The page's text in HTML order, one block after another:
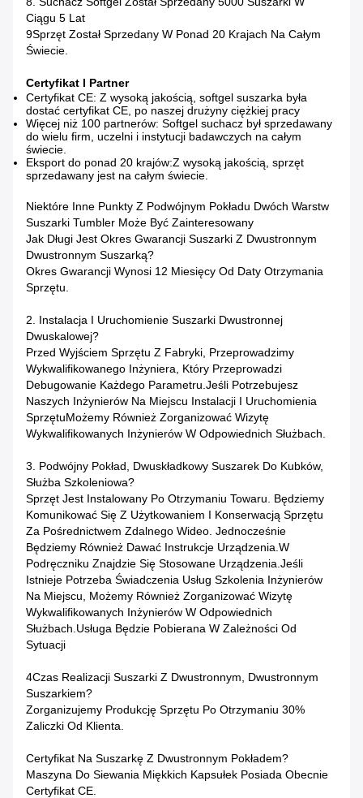
Ciągu 5 Lat
9Sprzęt Został Sprzedany W Ponad 20 Krajach Na Całym
Świecie.
Certyfikat I Partner
Certyfikat CE: Z wysoką jakością, softgel suszarka była
dostać certyfikat CE, po naszej drużyny ciężkiej pracy
Więcej niż 100 partnerów: Softgel suchacz był sprzedawany
do wielu firm, uczelni i instytucji badawczych na całym
świecie.
Eksport do ponad 20 krajów:Z wysoką jakością, sprzęt
sprzedawany jest na całym świecie.
Niektóre Inne Punkty Z Podwójnym Pokładu Dwóch Warstw
Suszarki Tumbler Może Być Zainteresowany
Jak Długi Jest Okres Gwarancji Suszarki Z Dwustronnym
Dwustronnym Suszarką?
Okres Gwarancji Wynosi 12 Miesięcy Od Daty Otrzymania
Sprzętu.
2. Instalacja I Uruchomienie Suszarki Dwustronnej
Dwuskalowej?
Przed Wyjściem Sprzętu Z Fabryki, Przeprowadzimy
Wykwalifikowanego Inżyniera, Który Przeprowadzi
Debugowanie Każdego Parametru.Jeśli Potrzebujesz
Naszych Inżynierów Na Miejscu Instalacji I Uruchomienia
SprzętuMożemy Również Zorganizować Wizytę
Wykwalifikowanych Inżynierów W Odpowiednich Służbach.
3. Podwójny Pokład, Dwuskładkowy Suszarek Do Kubków,
Służba Szkoleniowa?
Sprzęt Jest Instalowany Po Otrzymaniu Towaru. Będziemy
Komunikować Się Z Użytkowaniem I Konserwacją Sprzętu
Za Pośrednictwem Zdalnego Wideo. Jednocześnie
Będziemy Również Dawać Instrukcje Urządzenia.W
Podręczniku Znajdzie Się Stosowane Urządzenia.Jeśli
Istnieje Potrzeba Świadczenia Usług Szkolenia Inżynierów
Na Miejscu, Możemy Również Zorganizować Wizytę
Wykwalifikowanych Inżynierów W Odpowiednich
Służbach.Usługa Będzie Pobierana W Zależności Od
Sytuacji
4Czas Realizacji Suszarki Z Dwustronnym, Dwustronnym
Suszarkiem?
Zorganizujemy Produkcję Sprzętu Po Otrzymaniu 30%
Zaliczki Od Klienta.
Certyfikat Na Suszarkę Z Dwustronnym Pokładem?
Maszyna Do Siewania Miękkich Kapsułek Posiada Obecnie
Certyfikat CE.